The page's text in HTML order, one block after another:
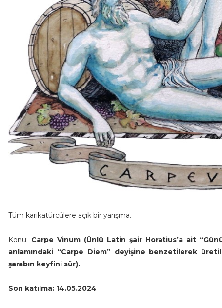
Tüm karikatürcülere açık bir yarışma.
Konu: Carpe Vinum (Ünlü Latin şair Horatius’a ait
anlamındaki “Carpe Diem” deyişine benzetilerek
şarabın keyfini sür).
Son katılma: 14.05.2024